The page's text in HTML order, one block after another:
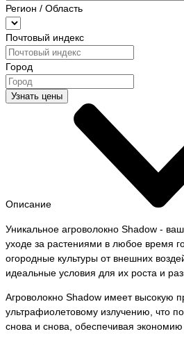
Регион / Область
Почтовый индекс
Город
Узнать цены
Описание
Уникальное агроволокно Shadow -
уходе за растениями в любое время
огородные культуры от внешних
идеальные условия для их роста и
Агроволокно Shadow имеет высокую
ультрафиолетовому излучению, что
снова и снова, обеспечивая